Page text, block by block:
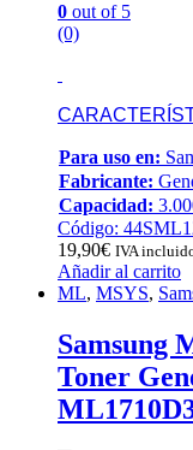
0 out of 5
(0)
Para uso en:
Fabricante:
Capacidad:
Código:
19,90€ IVA
Añadir al carrito
ML, MSYS,
Samsung
Toner